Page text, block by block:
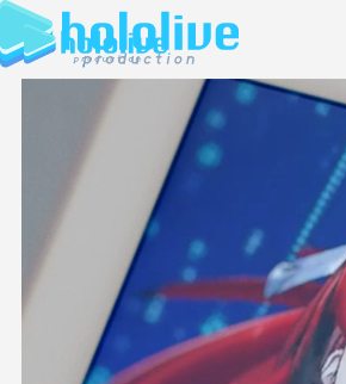
EN
JP
ABOUT
TALENT
NEWS